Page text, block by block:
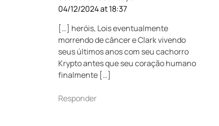
04/12/2024 at 18:37
[…] heróis, Lois eventualmente
morrendo de câncer e Clark vivendo
seus últimos anos com seu cachorro
Krypto antes que seu coração humano
finalmente […]
Responder